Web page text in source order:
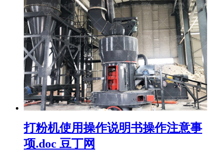
打粉机使用操作说明书操作注意事
项.doc 豆丁网